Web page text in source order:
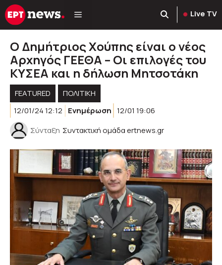
Μετάβαση
σε
Live TV
Ο Δημήτριος Χούπης είναι ο νέος
Αρχηγός ΓΕΕΘΑ – Οι επιλογές του
ΚΥΣΕΑ και η δήλωση Μητσοτάκη
FEATURED
ΠΟΛΙΤΙΚΉ
12/01/24 12:12
Ενημέρωση 12/01 19:06
Σύνταξη Συντακτική ομάδα ertnews.gr